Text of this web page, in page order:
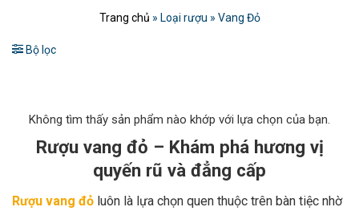
Trang chủ » Loại rượu » Vang Đỏ
Bộ lọc
Không tìm thấy sản phẩm nào khớp với lựa chọn của bạn.
Rượu vang đỏ – Khám phá hương vị
quyến rũ và đẳng cấp
Rượu vang đỏ luôn là lựa chọn quen thuộc trên bàn tiệc nhờ